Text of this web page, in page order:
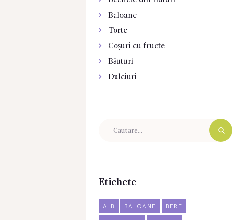
Baloane
Torte
Coșuri cu fructe
Băuturi
Dulciuri
Etichete
ALB BALOANE BERE